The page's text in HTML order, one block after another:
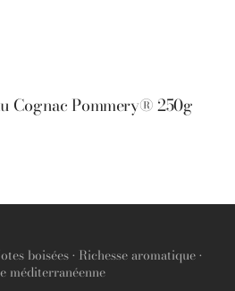
Cognac Pommery® 250g
boisées • Richesse aromatique •
méditerranéenne